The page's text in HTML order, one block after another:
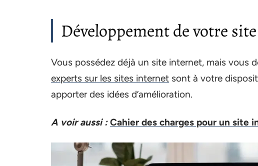
Développement de votre
Vous possédez déjà un site internet, mais vous
experts sur les sites internet sont à votre
apporter des idées d’amélioration.
A voir aussi : Cahier des charges pour un site